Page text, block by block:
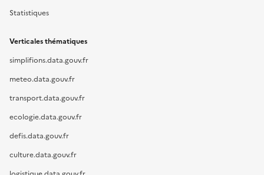
Statistiques
Verticales thématiques
simplifions.data.gouv.fr
meteo.data.gouv.fr
transport.data.gouv.fr
ecologie.data.gouv.fr
defis.data.gouv.fr
culture.data.gouv.fr